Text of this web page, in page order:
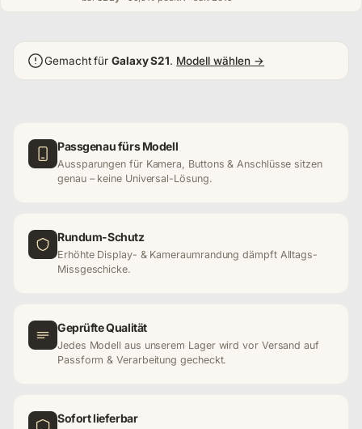
Gemacht fürGalaxy S21. Modell wählen →
Passgenau fürs Modell
Aussparungen für Kamera, Buttons & Anschlüsse sitzen
genau – keine Universal-Lösung.
Rundum-Schutz
Erhöhte Display- & Kameraumrandung dämpft Alltags-
Missgeschicke.
Geprüfte Qualität
Jedes Modell aus unserem Lager wird vor Versand auf
Passform & Verarbeitung gecheckt.
Sofort lieferbar